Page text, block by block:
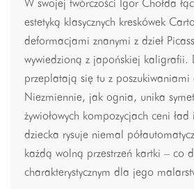
W swojej twórczości Igor Chołda
estetyką klasycznych kreskówek
deformacjami znanymi z dzieł
wywiedzioną z japońskiej kaligrafii.
przeplatają się tu z poszukiwaniami
Niezmiennie, jak ognia, unika
żywiołowych kompozycjach ceni
dziecka rysuje niemal
każdą wolną przestrzeń kartki – co
charakterystycznym dla jego